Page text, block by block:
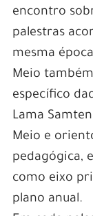
encontro
palestras
mesma
Meio
específico
Lama
Meio e
pedagógica,
como eixo
plano anual.